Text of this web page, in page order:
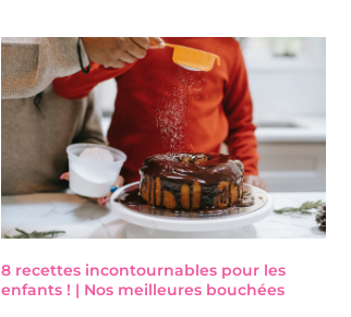
8 recettes incontournables pour les
enfants ! | Nos meilleures bouchées